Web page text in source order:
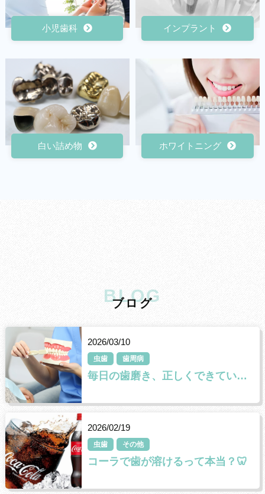
小児歯科 インプラント
白い詰め物 ホワイトニング
BLOG
ブログ
2026/03/10
虫歯 歯周病
毎日の歯磨き、正しくできていますか？
2026/02/19
虫歯 その他
コーラで歯が溶けるって本当？🦷